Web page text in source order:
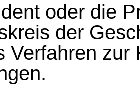
oder die
der
Verfahren zur